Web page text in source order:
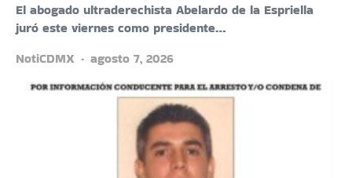
El abogado ultraderechista Abelardo de la Espriella
juró este viernes como presidente…
NotiCDMX
agosto 7, 2026